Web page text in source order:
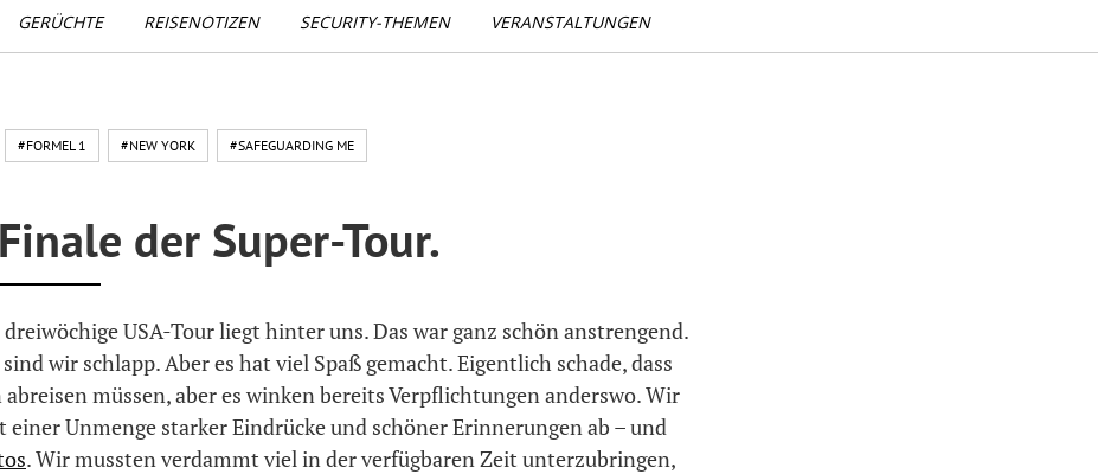
GERÜCHTE REISENOTIZEN SECURITY-THEMEN VERANSTALTUNGEN
#FORMEL 1 #NEW YORK #SAFEGUARDING ME
der Super-Tour.
dreiwöchige USA-Tour liegt hinter uns. Das war ganz schön anstrengend.
wir schlapp. Aber es hat viel Spaß gemacht. Eigentlich schade, dass
müssen, aber es winken bereits Verpflichtungen anderswo. Wir
einer Unmenge starker Eindrücke und schöner Erinnerungen ab – und
. Wir mussten verdammt viel in der verfügbaren Zeit unterzubringen,